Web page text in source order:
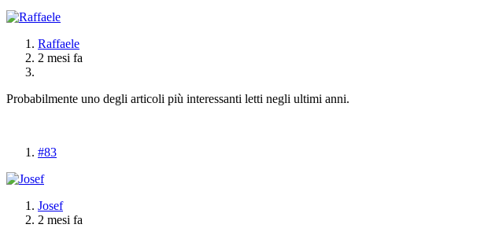
Raffaele
2 mesi fa
Probabilmente uno degli articoli più interessanti letti negli ultimi anni.
#83
Josef
2 mesi fa